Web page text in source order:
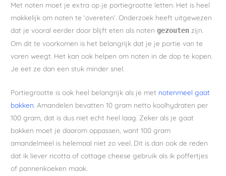
Met noten moet je extra op je portiegrootte letten. Het is heel
makkelijk om noten te ‘overeten’. Onderzoek heeft uitgewezen
dat je vooral eerder door blijft eten als notengezouten zijn.
Om dit te voorkomen is het belangrijk dat je je portie van te
voren weegt. Het kan ook helpen om noten in de dop te kopen.
Je eet ze dan een stuk minder snel.
Portiegrootte is ook heel belangrijk als je met notenmeel gaat
bakken. Amandelen bevatten 10 gram netto koolhydraten per
100 gram, dat is dus niet echt heel laag. Zeker als je gaat
bakken moet je daarom oppassen, want 100 gram
amandelmeel is helemaal niet zo veel. Dit is dan ook de reden
dat ik liever ricotta of cottage cheese gebruik als ik poffertjes
of pannenkoeken maak.